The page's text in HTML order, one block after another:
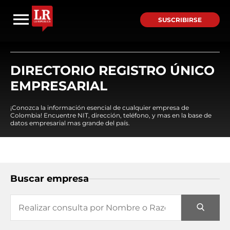
SUSCRIBIRSE
DIRECTORIO REGISTRO ÚNICO
EMPRESARIAL
¡Conozca la información esencial de cualquier empresa de
Colombia! Encuentre NIT, dirección, teléfono, y mas en la base de
datos empresarial mas grande del país.
Buscar empresa